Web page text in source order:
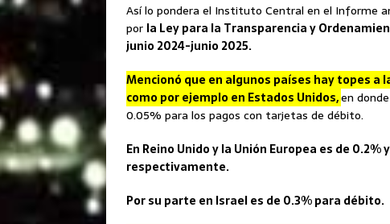
Así lo pondera el Instituto Central en el Informe
por la Ley para la Transparencia y
junio 2024-junio 2025.
Mencionó que en algunos países hay topes
como por ejemplo en Estados Unidos,en
0.05% para los pagos con tarjetas de débito.
En Reino Unido y la Unión Europea es de
respectivamente.
Por su parte en Israel es de 0.3% para débito.